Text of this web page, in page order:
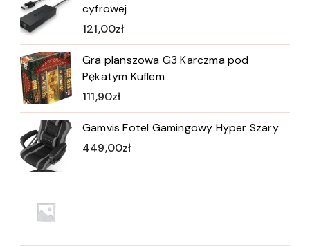
cyfrowej
121,00zł
Gra planszowa G3 Karczma pod
Pękatym Kuflem
111,90zł
Gamvis Fotel Gamingowy Hyper Szary
449,00zł